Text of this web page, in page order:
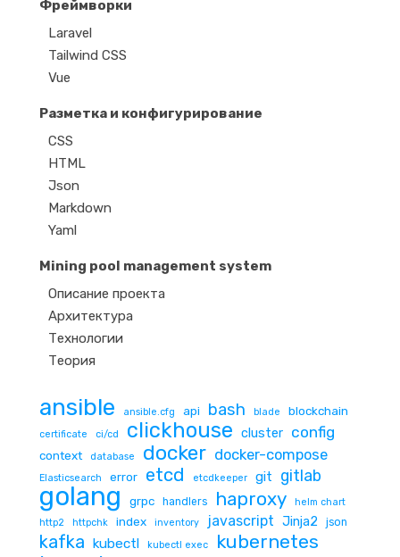
Фреймворки
Laravel
Tailwind CSS
Vue
Разметка и конфигурирование
CSS
HTML
Json
Markdown
Yaml
Mining pool management system
Описание проекта
Архитектура
Технологии
Теория
ansible ansible.cfg api bash blade blockchain
certificate ci/cd clickhouse cluster config
context database docker docker-compose
Elasticsearch error etcd etcdkeeper git gitlab
golang grpc handlers haproxy
helm chart
http2
httpchk index inventory javascript Jinja2 json
kafka kubectl kubectl exec kubernetes